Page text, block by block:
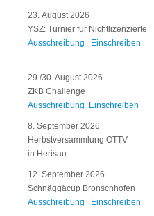
23. August 2026
YSZ: Turnier für Nichtlizenzierte
Ausschreibung
Einschreiben
29./30. August 2026
ZKB Challenge
Ausschreibung
Einschreiben
8. September 2026
Herbstversammlung OTTV
in Herisau
12. September 2026
Schnäggäcup Bronschhofen
Ausschreibung
Einschreiben